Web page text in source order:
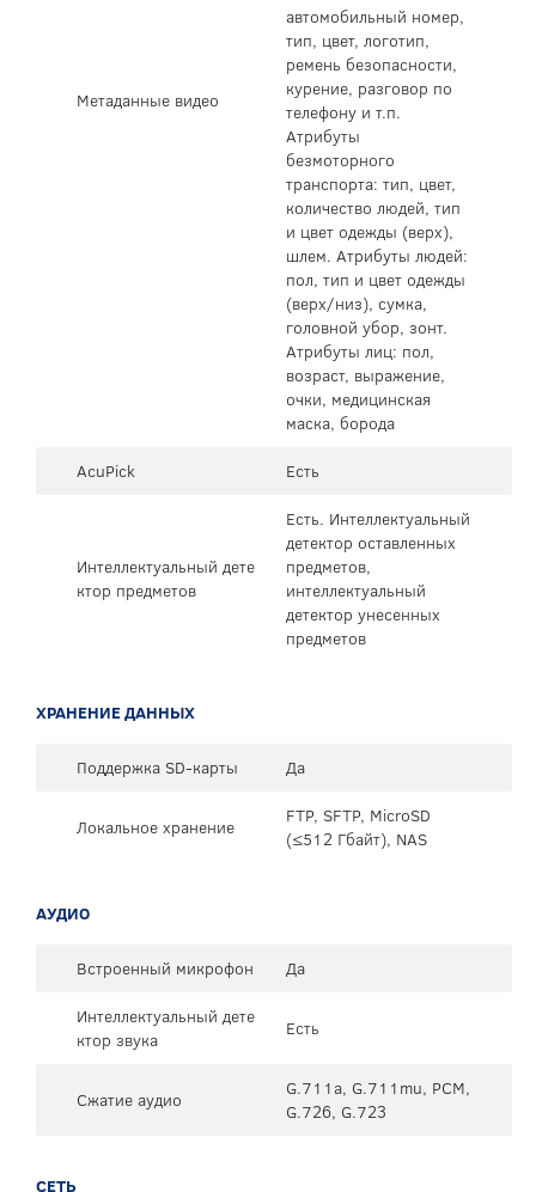
Метаданные видео
автомобильный номер,
тип, цвет, логотип,
ремень безопасности,
курение, разговор по
телефону и т.п.
Атрибуты
безмоторного
транспорта: тип, цвет,
количество людей, тип
и цвет одежды (верх),
шлем. Атрибуты людей:
пол, тип и цвет одежды
(верх/низ), сумка,
головной убор, зонт.
Атрибуты лиц: пол,
возраст, выражение,
очки, медицинская
маска, борода
AcuPick
Есть
Интеллектуальный дете
ктор предметов
Есть. Интеллектуальный
детектор оставленных
предметов,
интеллектуальный
детектор унесенных
предметов
ХРАНЕНИЕ ДАННЫХ
Поддержка SD-карты Да
Локальное хранение
FTP, SFTP, MicroSD
(≤512 Гбайт), NAS
АУДИО
Встроенный микрофон
Да
Интеллектуальный дете
ктор звука
Есть
Сжатие аудио
G.711a, G.711mu, PCM,
G.726, G.723
СЕТЬ